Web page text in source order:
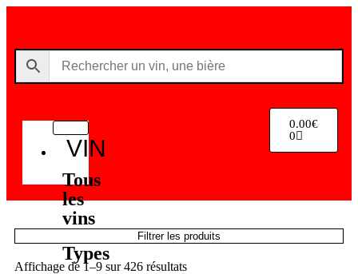
VIN
Tous
les
vins
Types
0.00€
0
Filtrer les produits
Affichage de 1–9 sur 426 résultats